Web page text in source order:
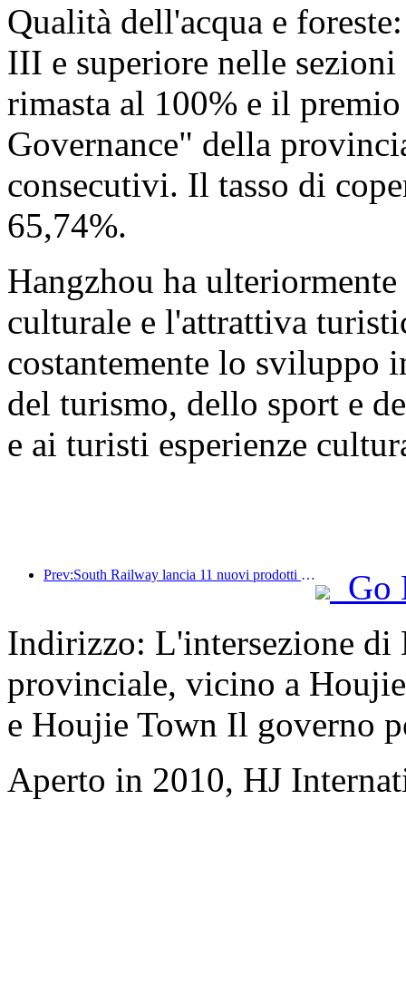
Qualità dell'acqua e
III e superiore nelle
rimasta al 100% e il
Governance" della
consecutivi. Il tasso di
65,74%.
Hangzhou ha
culturale e l'attrattiva
costantemente lo sviluppo
del turismo, dello sport e
e ai turisti esperienze
Prev:South Railway lancia 11 nuovi prodotti di biglietteria per promuovere lo sviluppo integrato dei trasporti e del turismo nelle province di Fujian e Jiangxi
Go
Indirizzo: L'intersezione di
provinciale, vicino a
e Houjie Town Il governo
Aperto in 2010, HJ